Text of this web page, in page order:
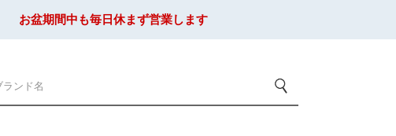
お盆期間中も毎日休まず営業します